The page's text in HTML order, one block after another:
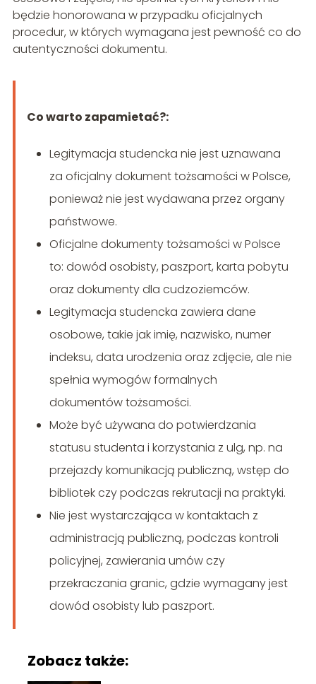
będzie honorowana w przypadku oficjalnych
procedur, w których wymagana jest pewność co do
autentyczności dokumentu.
Co warto zapamietać?:
Legitymacja studencka nie jest uznawana
za oficjalny dokument tożsamości w Polsce,
ponieważ nie jest wydawana przez organy
państwowe.
Oficjalne dokumenty tożsamości w Polsce
to: dowód osobisty, paszport, karta pobytu
oraz dokumenty dla cudzoziemców.
Legitymacja studencka zawiera dane
osobowe, takie jak imię, nazwisko, numer
indeksu, data urodzenia oraz zdjęcie, ale nie
spełnia wymogów formalnych
dokumentów tożsamości.
Może być używana do potwierdzania
statusu studenta i korzystania z ulg, np. na
przejazdy komunikacją publiczną, wstęp do
bibliotek czy podczas rekrutacji na praktyki.
Nie jest wystarczająca w kontaktach z
administracją publiczną, podczas kontroli
policyjnej, zawierania umów czy
przekraczania granic, gdzie wymagany jest
dowód osobisty lub paszport.
Zobacz także: